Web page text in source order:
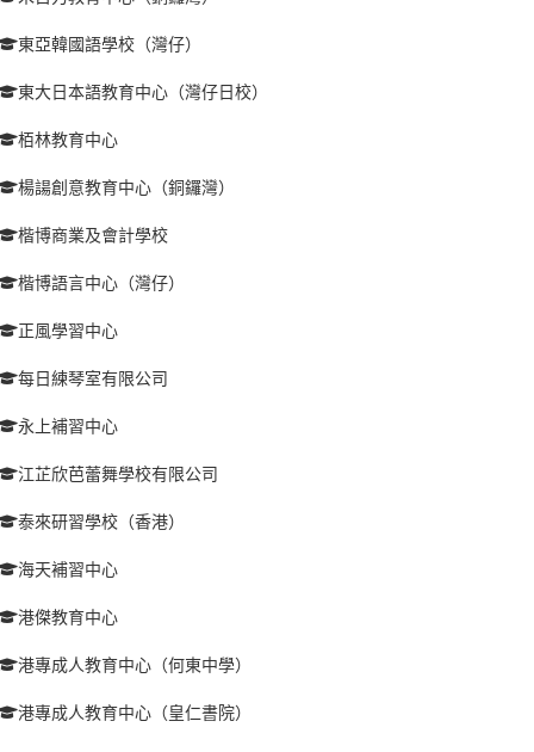
東亞韓國語學校（灣仔）
東大日本語教育中心（灣仔日校）
栢林教育中心
楊諹創意教育中心（銅鑼灣）
楷博商業及會計學校
楷博語言中心（灣仔）
正風學習中心
每日練琴室有限公司
永上補習中心
江芷欣芭蕾舞學校有限公司
泰來研習學校（香港）
海天補習中心
港傑教育中心
港專成人教育中心（何東中學）
港專成人教育中心（皇仁書院）